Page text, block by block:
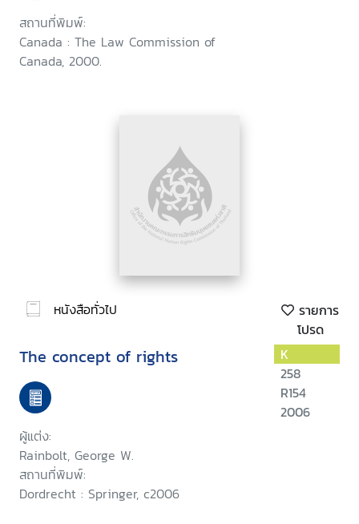
สถานที่พิมพ์:
Canada : The Law Commission of
Canada, 2000.
หนังสือทั่วไป
รายการ
โปรด
The concept of rights
ผู้แต่ง:
Rainbolt, George W.
สถานที่พิมพ์:
Dordrecht : Springer, c2006
K
258
R154
2006